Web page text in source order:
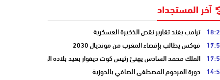
آخر المستجداد
ترامب يفند تقارير نقص الذخيرة العسكرية
فوكس يطالب بإقصاء المغرب من مونديال 2030
الملك محمد السادس يهنئ رئيس كوت ديفوار بعيد بلاده الوطني
دورة المرحوم المصطفى الصافي بالحوزية